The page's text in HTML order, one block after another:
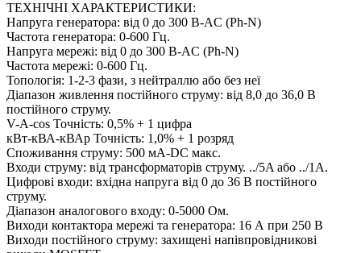
ТЕХНІЧНІ ХАРАКТЕРИСТИКИ:
Напруга генератора: від 0 до 300 В-AC (Ph-N)
Частота генератора: 0-600 Гц.
Напруга мережі: від 0 до 300 В-AC (Ph-N)
Частота мережі: 0-600 Гц.
Топологія: 1-2-3 фази, з нейтраллю або без неї
Діапазон живлення постійного струму: від 8,0 до 36,0 В
постійного струму.
V-A-cos Точність: 0,5% + 1 цифра
кВт-кВА-кВАр Точність: 1,0% + 1 розряд
Споживання струму: 500 мА-DC макс.
Входи струму: від трансформаторів струму. ../5A або ../1A.
Цифрові входи: вхідна напруга від 0 до 36 В постійного
струму.
Діапазон аналогового входу: 0-5000 Ом.
Виходи контактора мережі та генератора: 16 А при 250 В
Виходи постійного струму: захищені напівпровідникові